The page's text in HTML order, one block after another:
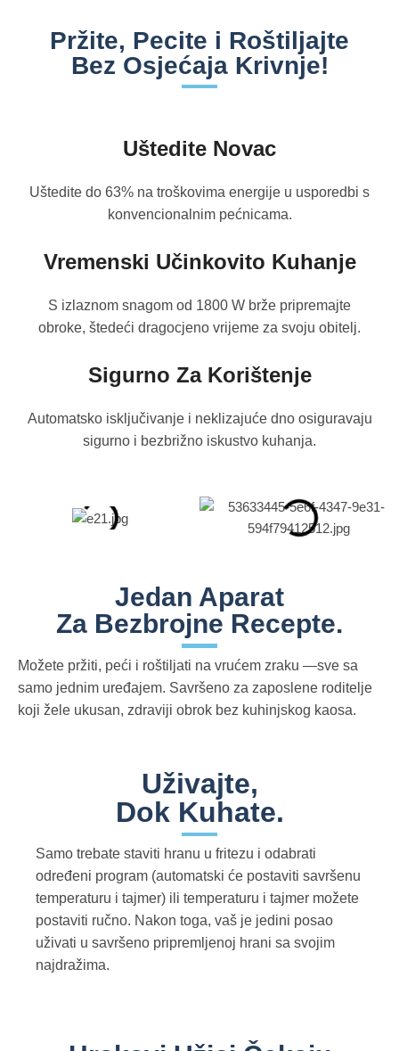
Pržite, Pecite i Roštiljajte
Bez Osjećaja Krivnje!
Uštedite Novac
Uštedite do 63% na troškovima energije u usporedbi s
konvencionalnim pećnicama.
Vremenski Učinkovito Kuhanje​
S izlaznom snagom od 1800 W brže pripremajte
obroke, štedeći dragocjeno vrijeme za svoju obitelj.​​
Sigurno Za Korištenje​​
Automatsko isključivanje i neklizajuće dno osiguravaju
sigurno i bezbrižno iskustvo kuhanja.
Jedan Aparat
Za Bezbrojne Recepte.
Možete pržiti, peći i roštiljati na vrućem zraku —sve sa
samo jednim uređajem. Savršeno za zaposlene roditelje
koji žele ukusan, zdraviji obrok bez kuhinjskog kaosa.
Uživajte,
Dok Kuhate.
Samo trebate staviti hranu u fritezu i odabrati
određeni program (automatski će postaviti savršenu
temperaturu i tajmer) ili temperaturu i tajmer možete
postaviti ručno. Nakon toga, vaš je jedini posao
uživati u savršeno pripremljenoj hrani sa svojim
najdražima.